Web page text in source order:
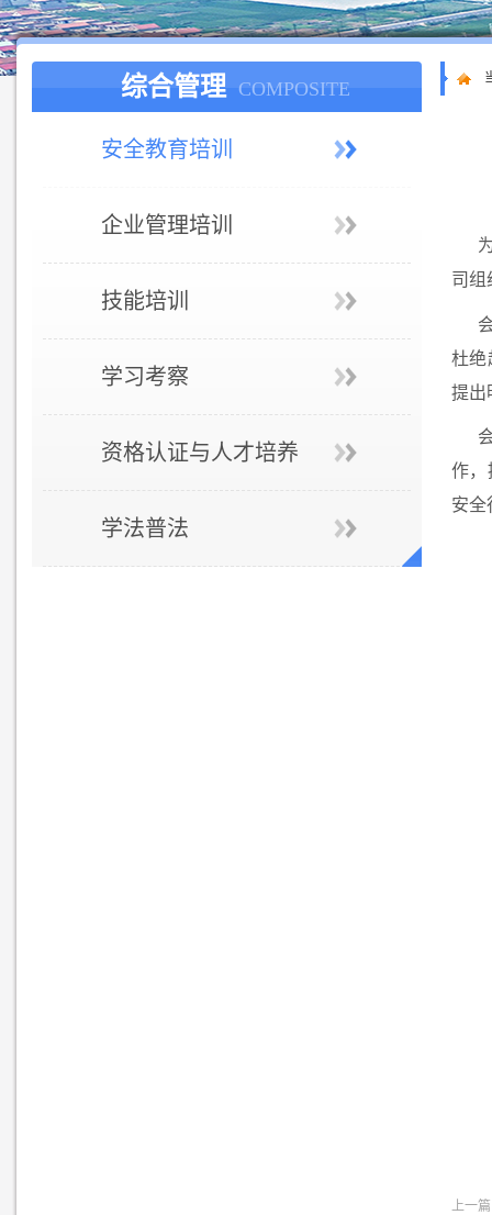
综合管理 COMPOSITE
安全教育培训
企业管理培训
技能培训
学习考察
资格认证与人才培养
学法普法
司组
杜绝
提出
作，
安全
上一